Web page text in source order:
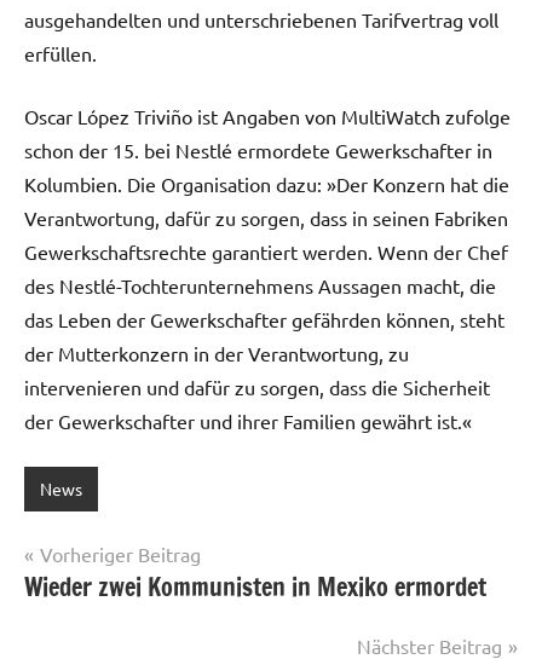
ausgehandelten und unterschriebenen Tarifvertrag voll
erfüllen.
Oscar López Triviño ist Angaben von MultiWatch zufolge
schon der 15. bei Nestlé ermordete Gewerkschafter in
Kolumbien. Die Organisation dazu: »Der Konzern hat die
Verantwortung, dafür zu sorgen, dass in seinen Fabriken
Gewerkschaftsrechte garantiert werden. Wenn der Chef
des Nestlé-Tochterunternehmens Aussagen macht, die
das Leben der Gewerkschafter gefährden können, steht
der Mutterkonzern in der Verantwortung, zu
intervenieren und dafür zu sorgen, dass die Sicherheit
der Gewerkschafter und ihrer Familien gewährt ist.«
News
Beitragsnavigation
Vorheriger Beitrag
Wieder zwei Kommunisten in Mexiko ermordet
Nächster Beitrag